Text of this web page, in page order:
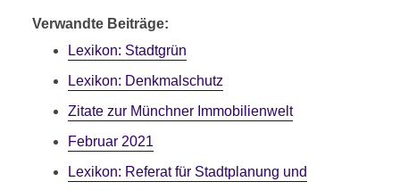
Verwandte Beiträge:
Lexikon: Stadtgrün
Lexikon: Denkmalschutz
Zitate zur ­Münchner ­Immobilienwelt
Februar 2021
Lexikon: Referat für Stadtplanung und